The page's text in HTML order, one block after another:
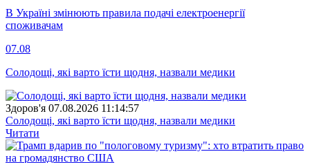
В Україні змінюють правила подачі електроенергії
споживачам
07.08
Солодощі, які варто їсти щодня, назвали медики
Здоров'я 07.08.2026 11:14:57
Солодощі, які варто їсти щодня, назвали медики
Читати